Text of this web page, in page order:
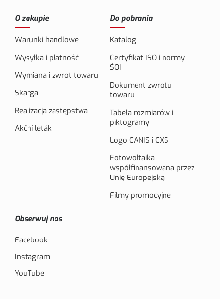
O zakupie
Warunki handlowe
Wysyłka i płatność
Wymiana i zwrot towaru
Skarga
Realizacja zastępstwa
Akční leták
Do pobrania
Katalog
Certyfikat ISO i normy
ŚOI
Dokument zwrotu
towaru
Tabela rozmiarów i
piktogramy
Logo CANIS i CXS
Fotowoltaika
współfinansowana przez
Unię Europejską
Filmy promocyjne
Obserwuj nas
Facebook
Instagram
YouTube